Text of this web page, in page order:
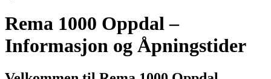
Rema 1000 Oppdal –
Informasjon og Åpningstider